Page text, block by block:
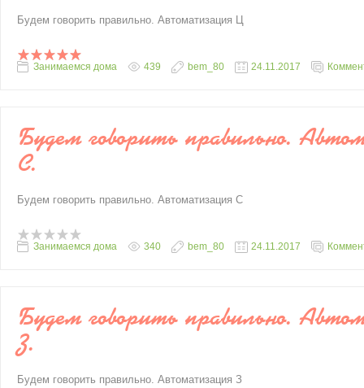
Будем говорить правильно. Автоматизация Ц
Занимаемся дома 439 bem_80 24.11.2017
Будем говорить правильно.
С.
Будем говорить правильно. Автоматизация С
Занимаемся дома 340 bem_80 24.11.2017
Будем говорить правильно.
З.
Будем говорить правильно. Автоматизация З